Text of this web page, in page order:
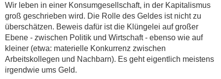
Wir leben in einer Konsumgesellschaft, in der Kapitalismus
groß geschrieben wird. Die Rolle des Geldes ist nicht zu
überschätzen. Beweis dafür ist die Klüngelei auf großer
Ebene - zwischen Politik und Wirtschaft - ebenso wie auf
kleiner (etwa: materielle Konkurrenz zwischen
Arbeitskollegen und Nachbarn). Es geht eigentlich meistens
irgendwie ums Geld.